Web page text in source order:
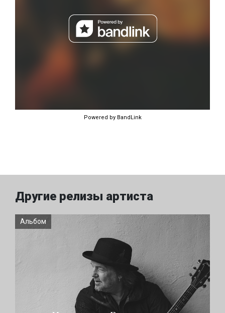
Powered by BandLink
Другие релизы артиста
Альбом